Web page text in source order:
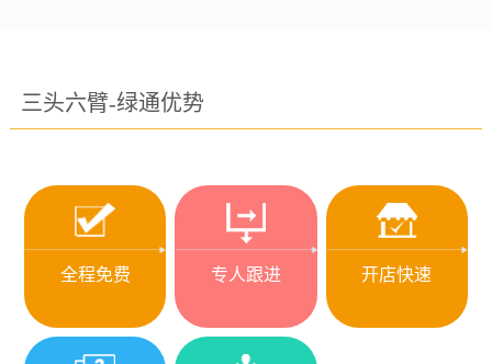
三头六臂-绿通优势
全程免费 专人跟进 开店快速